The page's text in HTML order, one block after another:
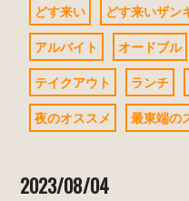
どす来い
どす来いザン
アルバイト
オードブル
テイクアウト
ランチ
夜のオススメ
最東端の
2023/08/04